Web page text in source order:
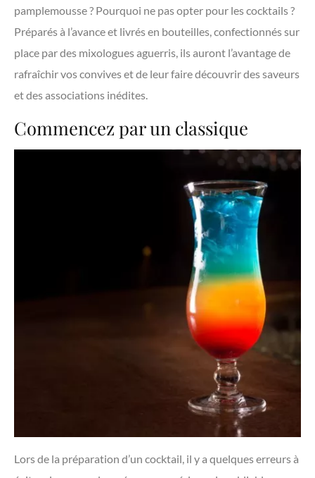
pamplemousse ? Pourquoi ne pas opter pour les cocktails ?
Préparés à l’avance et livrés en bouteilles, confectionnés sur
place par des mixologues aguerris, ils auront l’avantage de
rafraîchir vos convives et de leur faire découvrir des saveurs
et des associations inédites.
Commencez par un classique
Lors de la préparation d’un cocktail, il y a quelques erreurs à